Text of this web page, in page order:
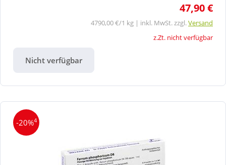
47,90 €
4790,00 €/1 kg | inkl. MwSt. zzgl.Versand
z.Zt. nicht verfügbar
Nicht verfügbar
-20%4